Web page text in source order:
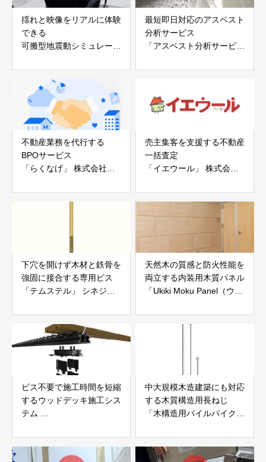
揺れと映像をリアルに体験
できる
可搬型地震動シミュレータ
白山工業株式会社
最短即日対応のアスベスト
分析サービス
「アスベスト分析サービ
不動産業務を代行する
BPOサービス
「らくなげ」 株式会社い
売主集客を支援する不動産
一括査定
「イエウール」 株式会社
下穴を開けず木材と鉄骨を
強固に接合する専用ビス
「テムステル」 シネジッ
天然木の質感と防火性能を
両立する内装用木質パネル
「Ukiki Moku Panel（ウキ
社サンパテック
ビス不要で施工時間を短縮
するウッドデッキ施工シス
テム
JAPAN
中大規模木造建築にも対応
する木質構造用長ねじ
「木構造用パイルパイクビ